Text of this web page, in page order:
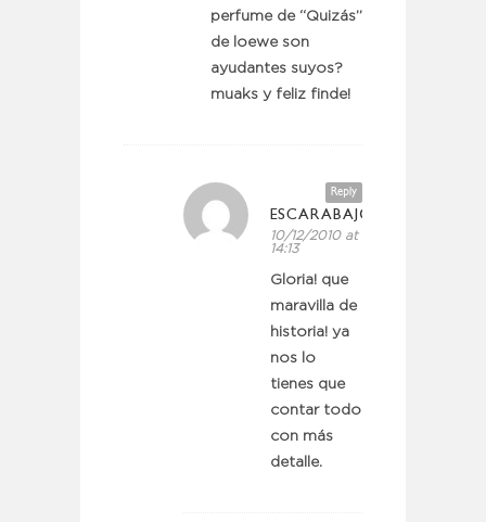
perfume de “Quizás”
de loewe son
ayudantes suyos?
muaks y feliz finde!
Reply
10/12/2010 at
14:13
Gloria! que
maravilla de
historia! ya
nos lo
tienes que
contar todo
con más
detalle.